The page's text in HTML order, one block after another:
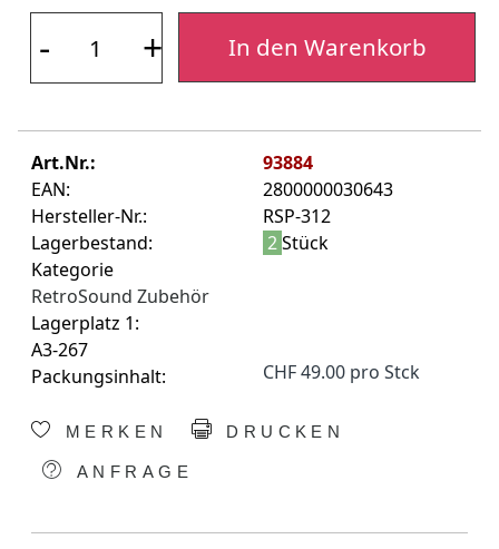
- + In den Warenkorb
Art.Nr.:
93884
EAN:
2800000030643
Hersteller-Nr.:
RSP-312
Lagerbestand:
2Stück
Kategorie
RetroSound Zubehör
Lagerplatz 1:
A3-267
Packungsinhalt:
CHF 49.00 pro Stck
MERKEN DRUCKEN
ANFRAGE